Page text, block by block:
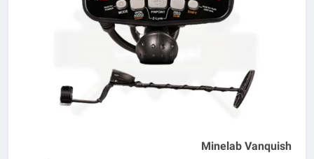
Minelab Vanquish